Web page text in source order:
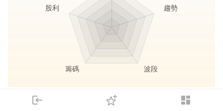
login dashboard
下單
長線價值 存股收息
趨勢
波段
籌碼
股利